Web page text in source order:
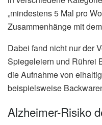
„mindestens 5 Mal pro
Zusammenhänge mit
Dabei fand nicht nur der
Spiegeleiern und Rührei
die Aufnahme von
beispielsweise
Alzheimer-Risiko